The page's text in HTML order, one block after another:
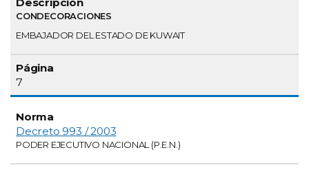
CONDECORACIONES
EMBAJADOR DEL ESTADO DE KUWAIT
7
Decreto 993 / 2003
PODER EJECUTIVO NACIONAL (P.E.N.)